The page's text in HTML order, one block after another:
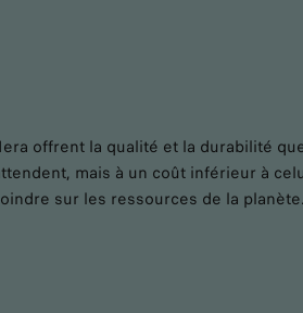
offrent la qualité et la durabilité
mais à un coût inférieur à
sur les ressources de la planète.